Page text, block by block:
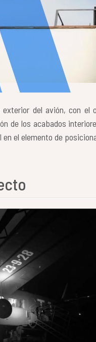
exterior del avión, con
de los acabados
el elemento de